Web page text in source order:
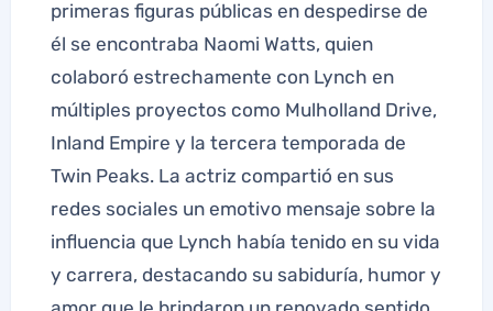
primeras figuras públicas en despedirse de
él se encontraba Naomi Watts, quien
colaboró estrechamente con Lynch en
múltiples proyectos como Mulholland Drive,
Inland Empire y la tercera temporada de
Twin Peaks. La actriz compartió en sus
redes sociales un emotivo mensaje sobre la
influencia que Lynch había tenido en su vida
y carrera, destacando su sabiduría, humor y